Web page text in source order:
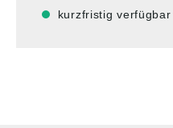
kurzfristig verfügbar